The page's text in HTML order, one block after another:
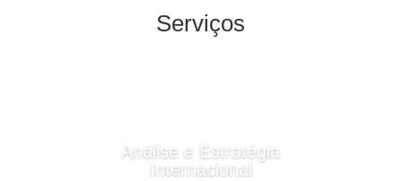
Serviços
Análise e Estratégia
Internacional